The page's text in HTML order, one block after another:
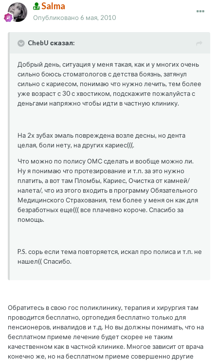
Salma
Опубликовано 6 мая, 2010
ChebU сказал:
Добрый день, ситуация у меня такая, как и у многих очень
сильно боюсь стоматологов с детства боязнь, затянул
сильно с кариесом, понимаю что нужно лечить, тем более
уже возраст с 30 с хвостиком, подскажите пожалуйста с
деньгами напряжно чтобы идти в частную клинику.
На 2х зубах эмаль повреждена возле десны, но дента
целая, боли нету, на других кариес(((.
Что можно по полису ОМС сделать и вообще можно ли.
Ну я понимаю что протезирование и т.п. за это нужно
платить, а вот там Пломбы, Кариес, Очистка от камней/
налета/, что из этого входить в программу Обязательного
Медицинского Страхования, тем более у меня он как для
безработных еще((( все плачевно короче. Спасибо за
помощь.
P.S. сорь если тема повторяется, искал про полиса и т.п. не
нашел(( Спасибо.
Обратитесь в свою гос поликлинику, терапия и хирургия там
проводится бесплатно, ортопедия бесплатно только для
пенсионеров, инвалидов и т.д. Но вы должны понимать, что на
бесплатном приеме лечение будет скорее не таким
качественном как в частной клинике. Многое зависит от врача
конечно же, но на бесплатном приеме совершенно другие